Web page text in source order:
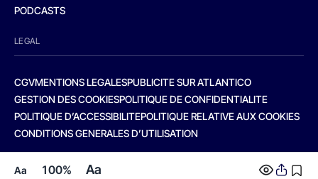
Aa 100% Aa
PODCASTS
LEGAL
CGVMENTIONS LEGALESPUBLICITE SUR ATLANTICO
GESTION DES COOKIESPOLITIQUE DE CONFIDENTIALITE
POLITIQUE D’ACCESSIBILITEPOLITIQUE RELATIVE AUX COOKIES
CONDITIONS GENERALES D’UTILISATION